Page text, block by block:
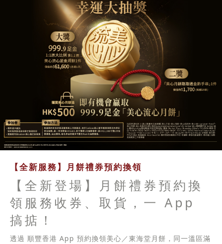
【全新服務】月餅禮券預約換領
【全新登場】月餅禮券預約換
領服務收券、取貨，一 App
搞掂！
透過 順豐香港 App 預約換領美心／東海堂月餅，同一溫區滿